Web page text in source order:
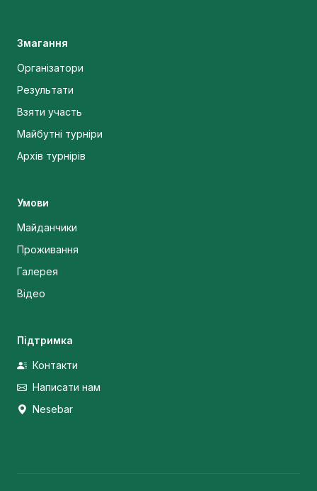
Змагання
Організатори
Результати
Взяти участь
Майбутні турніри
Архів турнірів
Умови
Майданчики
Проживання
Галерея
Відео
Підтримка
Контакти
Написати нам
Nesebar